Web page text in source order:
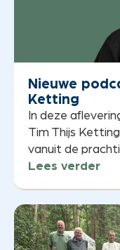
Nieuwe
Ketting
In deze
Tim Thijs
vanuit de
Lees verder